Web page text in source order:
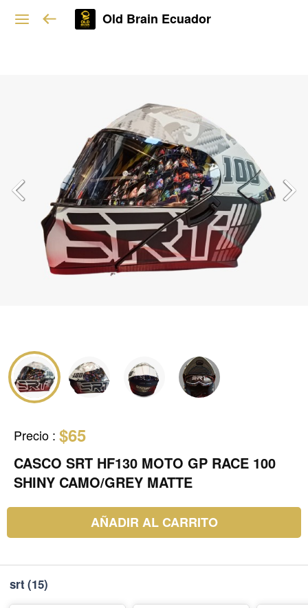
Old Brain Ecuador
Precio : $65
CASCO SRT HF130 MOTO GP RACE 100
SHINY CAMO/GREY MATTE
AÑADIR AL CARRITO
srt (15)